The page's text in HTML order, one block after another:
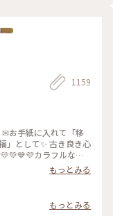
います。 #私の
隠し要素があり、私
てもやわらかく絶品
で癒やされた後の腹ご
の森 #癒し旅
1159
お手紙に入れて「移
」として✨ 古き良き心
カラフルな可
持ちになりますよ〜(*
文様の説明は写真5
で優美さを兼ね備え
好きな香りです(｡･
もっとみる
もっとみる